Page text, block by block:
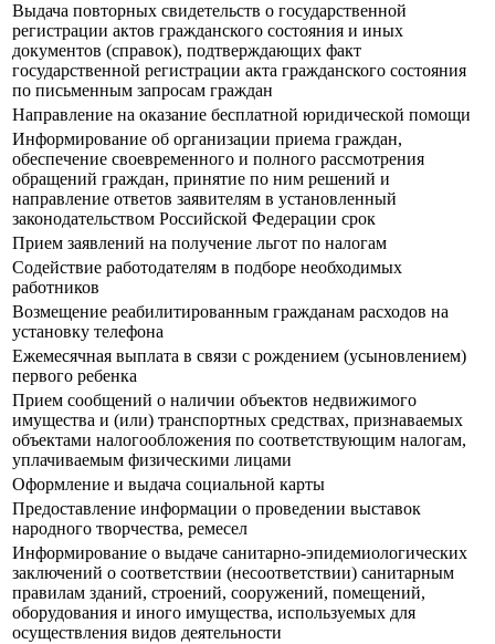
Выдача повторных свидетельств о государственной
регистрации актов гражданского состояния и иных
документов (справок), подтверждающих факт
государственной регистрации акта гражданского состояния
по письменным запросам граждан
Направление на оказание бесплатной юридической помощи
Информирование об организации приема граждан,
обеспечение своевременного и полного рассмотрения
обращений граждан, принятие по ним решений и
направление ответов заявителям в установленный
законодательством Российской Федерации срок
Прием заявлений на получение льгот по налогам
Содействие работодателям в подборе необходимых
работников
Возмещение реабилитированным гражданам расходов на
установку телефона
Ежемесячная выплата в связи с рождением (усыновлением)
первого ребенка
Прием сообщений о наличии объектов недвижимого
имущества и (или) транспортных средствах, признаваемых
объектами налогообложения по соответствующим налогам,
уплачиваемым физическими лицами
Оформление и выдача социальной карты
Предоставление информации о проведении выставок
народного творчества, ремесел
Информирование о выдаче санитарно-эпидемиологических
заключений о соответствии (несоответствии) санитарным
правилам зданий, строений, сооружений, помещений,
оборудования и иного имущества, используемых для
осуществления видов деятельности